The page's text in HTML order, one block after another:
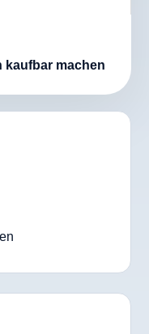
kaufbar machen